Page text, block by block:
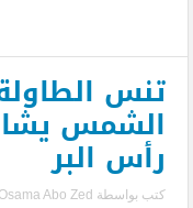
تنس
الشمس
رأس البر
كتب بواسطة Abo Zed